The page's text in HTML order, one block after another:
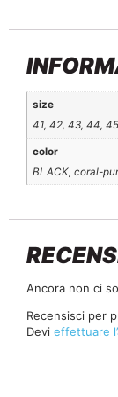
size
41, 42, 43, 44,
color
BLACK, coral-
Ancora non ci
Recensisci per
Devi effettuare